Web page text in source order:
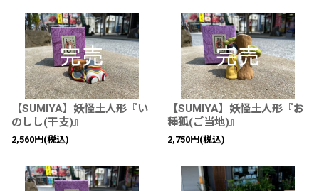
【SUMIYA】妖怪土人形『い
のしし(干支)』
2,560円 (税込)
【SUMIYA】妖怪土人形『お
種狐(ご当地)』
2,750円 (税込)